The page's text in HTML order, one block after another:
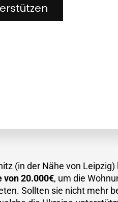
(in der Nähe von
von 20.000€, um die
Sollten sie nicht mehr